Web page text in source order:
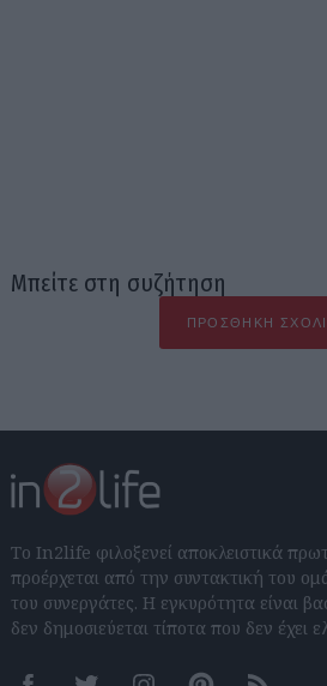
Μπείτε στη συζήτηση
ΠΡΟΣΘΉΚΗ
Το In2life φιλοξενεί αποκλειστικά
προέρχεται από την συντακτική του
του συνεργάτες. Η εγκυρότητα είναι
δεν δημοσιεύεται τίποτα που δεν έχει